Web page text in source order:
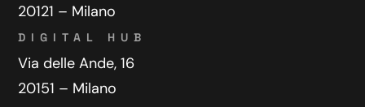
20121 – Milano
DIGITAL HUB
Via delle Ande, 16
20151 – Milano